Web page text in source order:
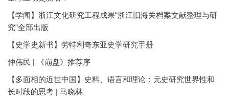
【学闻】浙江文化研究工程成果“浙江旧海关档案文献整理与研
究”全部出版
【史学史新书】劳特利奇东亚史学研究手册
仲伟民 | 《崩盘》推荐序
【多面相的近世中国】史料、语言和理论：元史研究世界性和
长时段的思考 | 马晓林